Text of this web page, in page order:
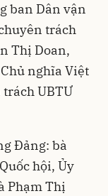
ban Dân vận
trách
Thị Doan,
nghĩa Việt
UBTƯ
Đảng: bà
hội, Ủy
Phạm Thị